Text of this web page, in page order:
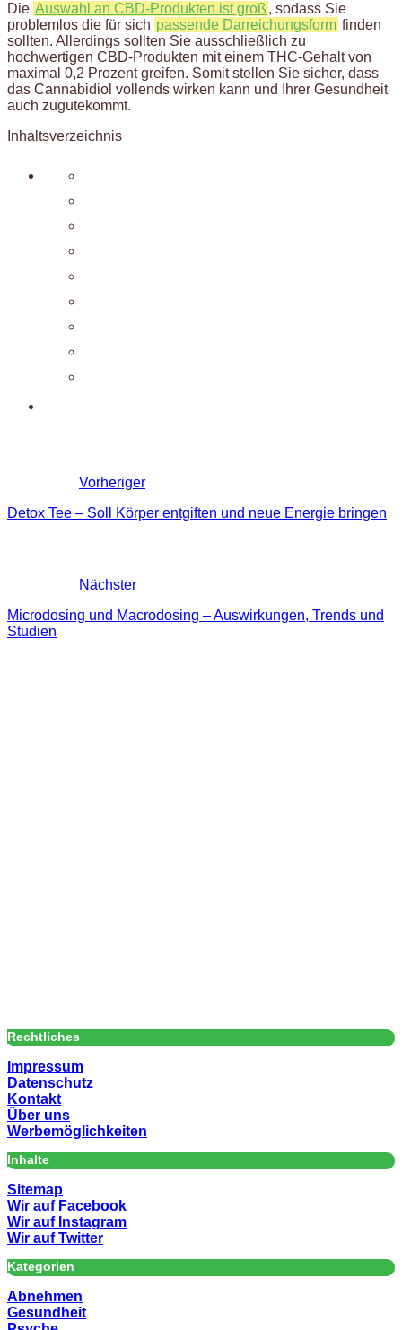
Die Auswahl an CBD-Produkten ist groß , sodass Sie
problemlos die für sich passende Darreichungsform finden
sollten. Allerdings sollten Sie ausschließlich zu
hochwertigen CBD-Produkten mit einem THC-Gehalt von
maximal 0,2 Prozent greifen. Somit stellen Sie sicher, dass
das Cannabidiol vollends wirken kann und Ihrer Gesundheit
auch zugutekommt.
Inhaltsverzeichnis
Vorheriger
Detox Tee – Soll Körper entgiften und neue Energie bringen
Nächster
Microdosing und Macrodosing – Auswirkungen, Trends und
Studien
Rechtliches
Impressum
Datenschutz
Kontakt
Über uns
Werbemöglichkeiten
Inhalte
Sitemap
Wir auf Facebook
Wir auf Instagram
Wir auf Twitter
Kategorien
Abnehmen
Gesundheit